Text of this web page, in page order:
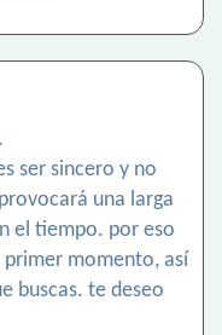
ser sincero y no
una larga
el tiempo. por eso
momento, así
buscas. te deseo